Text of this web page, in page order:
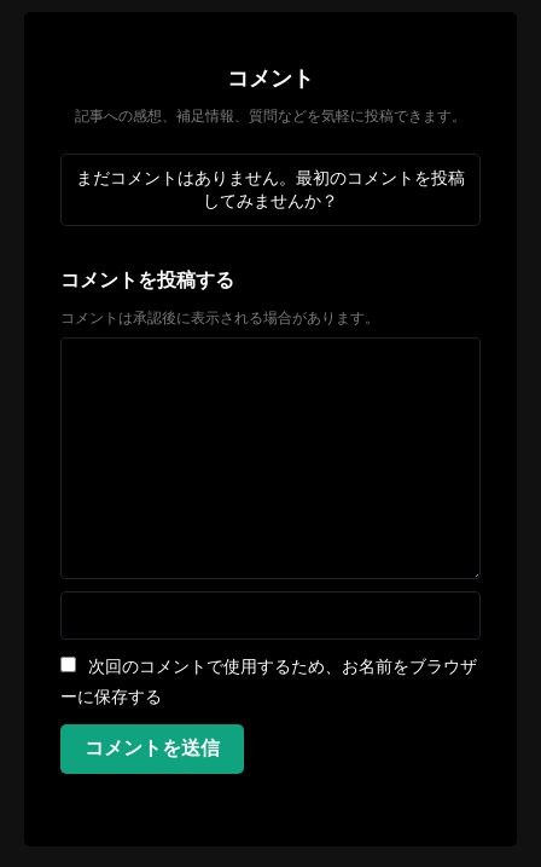
コメント
記事への感想、補足情報、質問などを気軽に投稿できます。
まだコメントはありません。最初のコメントを投稿
してみませんか？
コメントを投稿する
コメントは承認後に表示される場合があります。
次回のコメントで使用するため、お名前をブラウザ
ーに保存する
コメントを送信